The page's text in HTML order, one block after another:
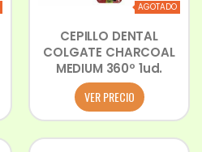
AGOTADO
CEPILLO DENTAL
COLGATE CHARCOAL
MEDIUM 360º 1ud.
VER PRECIO